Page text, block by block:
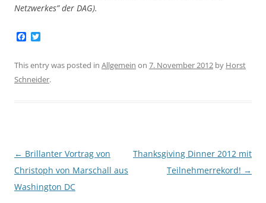
Netzwerkes” der DAG).
e
o
t
t
e
This entry was posted in Allgemein on 7. November 2012 by Horst
Schneider.
Post
navigation
← Brillanter Vortrag von
Christoph von Marschall aus
Washington DC
Thanksgiving Dinner 2012 mit
Teilnehmerrekord! →